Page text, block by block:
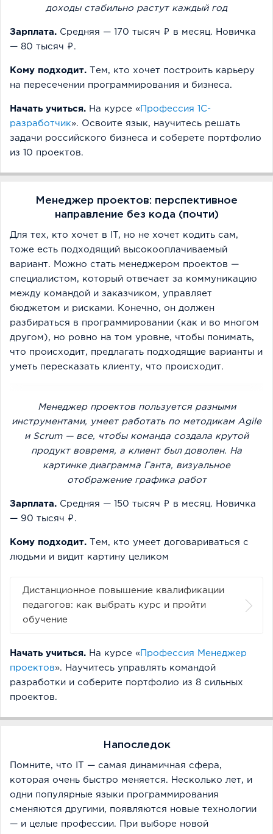
доходы стабильно растут каждый год
Зарплата. Средняя — 170 тысяч ₽ в месяц. Новичка
— 80 тысяч ₽.
Кому подходит. Тем, кто хочет построить карьеру
на пересечении программирования и бизнеса.
Начать учиться. На курсе « Профессия 1С-
разработчик». Освоите язык, научитесь решать
задачи российского бизнеса и соберете портфолио
из 10 проектов.
Менеджер проектов: перспективное
направление без кода (почти)
Для тех, кто хочет в IT, но не хочет кодить сам,
тоже есть подходящий высокооплачиваемый
вариант. Можно стать менеджером проектов —
специалистом, который отвечает за коммуникацию
между командой и заказчиком, управляет
бюджетом и рисками. Конечно, он должен
разбираться в программировании (как и во многом
другом), но ровно на том уровне, чтобы понимать,
что происходит, предлагать подходящие варианты и
уметь пересказать клиенту, что происходит.
Менеджер проектов пользуется разными
инструментами, умеет работать по методикам Agile
и Scrum — все, чтобы команда создала крутой
продукт вовремя, а клиент был доволен. На
картинке диаграмма Ганта, визуальное
отображение графика работ
Зарплата. Средняя — 150 тысяч ₽ в месяц. Новичка
— 90 тысяч ₽.
Кому подходит. Тем, кто умеет договариваться с
людьми и видит картину целиком
Дистанционное повышение квалификации
педагогов: как выбрать курс и пройти
обучение
Начать учиться. На курсе « Профессия Менеджер
проектов». Научитесь управлять командой
разработки и соберите портфолио из 8 сильных
проектов.
Напоследок
Помните, что IT — самая динамичная сфера,
которая очень быстро меняется. Несколько лет, и
одни популярные языки программирования
сменяются другими, появляются новые технологии
— и целые профессии. При выборе новой